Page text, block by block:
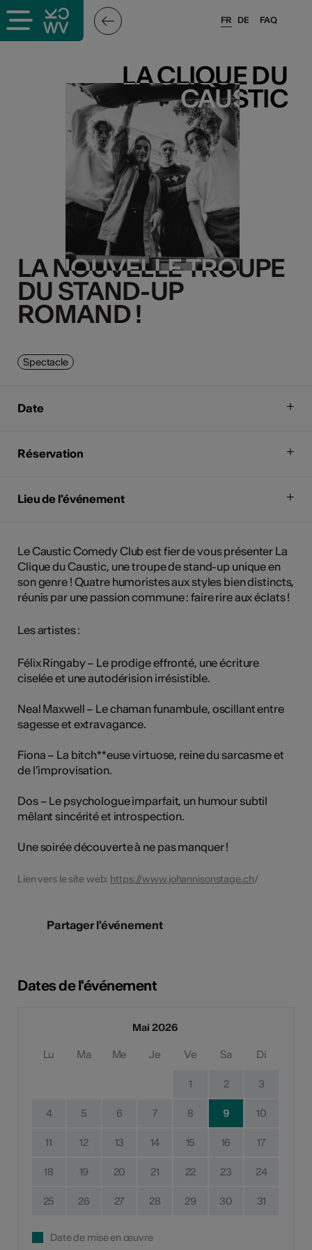
FAQ
FR DE
LA CLIQUE DU
CAUSTIC
LA NOUVELLE TROUPE
DU STAND-UP
ROMAND !
LA CLIQUE DU
CAUSTIC
LA NOUVELLE TROUPE
DU STAND-UP
ROMAND !
Spectacle
Date
Réservation
Lieu de l'événement
Le Caustic Comedy Club est fier de vous présenter La
Clique du Caustic, une troupe de stand-up unique en
son genre ! Quatre humoristes aux styles bien distincts,
réunis par une passion commune : faire rire aux éclats !
Les artistes :
Félix Ringaby – Le prodige effronté, une écriture
ciselée et une autodérision irrésistible.
Neal Maxwell – Le chaman funambule, oscillant entre
sagesse et extravagance.
Fiona – La bitch**euse virtuose, reine du sarcasme et
de l’improvisation.
Dos – Le psychologue imparfait, un humour subtil
mêlant sincérité et introspection.
Une soirée découverte à ne pas manquer !
Lien vers le site web: https://www.johannisonstage.ch/
Partager l'événement
Dates de l'événement
Mai 2026
Lu Ma Me Je Ve Sa Di
1 2 3
4 5 6 7 8 9 10
11 12 13 14 15 16 17
18 19 20 21 22 23 24
25 26 27 28 29 30 31
Date de mise en œuvre